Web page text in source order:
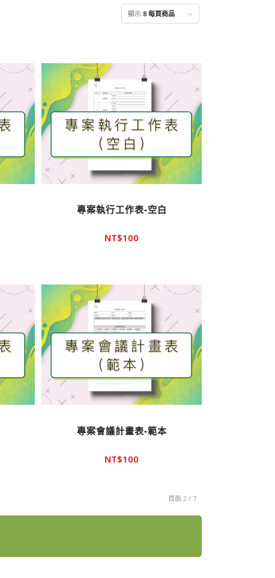
顯示 8 每頁商品
專案執行工作表-空白
NT$100
專案會議計畫表-範本
NT$100
頁面 2 / 7